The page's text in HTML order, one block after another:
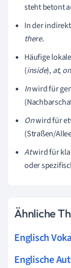
steht betont
In der
there.
Häufige
(inside),at,on
Inwird für
Onwird für
(Straßen/
Atwird für
oder
Ähnliche
Englisch
Englische